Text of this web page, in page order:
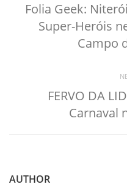
Folia Geek:
Super-Heróis
Campo
FERVO DA
Carnaval
AUTHOR